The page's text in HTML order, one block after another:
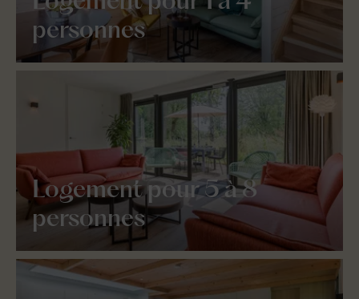
personnes
Logement pour 5 à 8
personnes